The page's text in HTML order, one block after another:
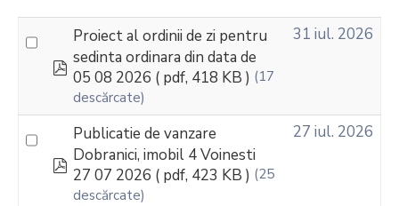
pdf
Proiect al ordinii de zi pentru
sedinta ordinara din data de
05 08 2026 ( pdf, 418 KB ) (17
descărcate)
31 iul. 2026
pdf
Publicatie de vanzare
Dobranici, imobil 4 Voinesti
27 07 2026 ( pdf, 423 KB ) (25
descărcate)
27 iul. 2026